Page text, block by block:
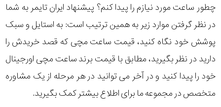
چطور ساعت مورد نیازم را پیدا کنم؟ پیشنهاد ایران تایمر به شما
در نظر گرفتن موارد زیر به همین ترتیب است: به استایل و سبک
پوشش خود نگاه کنید، قیمت ساعت مچی که قصد خریدش را
دارید در نظر بگیرید، مطابق با قیمت برند ساعت مچی اورجینال
خود را پیدا کنید و در آخر می توانید در هر مرحله از یک مشاوره
متخصص در مجموعه ما برای اطلاع بیشتر کمک بگیرید.
متی
اکس
نمایش
محدوده
عرض
طرح
بند